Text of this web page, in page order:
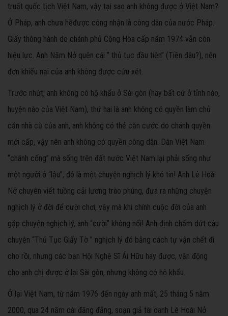
truất quốc tịch Việt Nam, vậy tại sao anh không được ở Việt Nam?
Ở Pháp, anh chưa hềđược công nhận là công dân của nước Pháp.
Giấy thông hành do chánh phủ Cộng Hòa cấp năm 1974 vẫn còn
hiệu lực. Anh Năm Nở quên cái ” thủ tục đầu tiên” (Tiền đâu?), nên
đơn khiếu nại của anh không được cứu xét.
Trước nhứt, anh không có hộ khẩu ở Sài gòn (hay bất cứ ở tỉnh nào,
huyện nào của Việt Nam), thứ hai là anh không có quyền làm chủ
căn nhà cũ của anh, anh không có thẻ căn cước do chánh quyền
mới cấp, vậy nên anh không có quyền công dân. Dân Việt Nam
“chánh cống” mà sống trên đất nước Việt Nam lại phải sống như
một người ở “lậu”, đó là một chuyện nghịch lý khó tin! Anh Lê Hoài
Nở chuyên viết tuồng cải lương trào phúng, đưa ra những chuyện
nghịch lý ở đời để cười chơi, vậy mà khi chính cuộc đời của anh
gặp chuyện nghịch lý, anh “cười” không nổi! Anh định chấm dứt câu
chuyện “Thủ Tục Giấy Tờ ” nghịch lý đó bằng cách tự vận chết đi
cho rồi, nhưng các bạn Hội Nghệ Sĩ Ái Hữu hay được, vận động
cho anh chị được ở lại Sài gòn, nhưng không có hộ khẩu.
Ở lại Việt Nam, từ năm 1976 đến ngày anh mất, 25 tháng 5 năm
2000, qua 24 năm dài đăng đẳng, soạn giả tài danh Lê Hoài Nở